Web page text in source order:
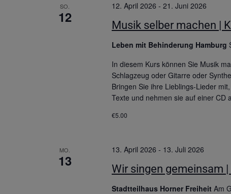
SO.
12 Musik selber machen |
12. April 2026 - 21. Juni 2026
Leben mit Behinderung Hamburg
In diesem Kurs können Sie Musik
Schlagzeug oder Gitarre oder
Bringen Sie ihre Lieblings-Lieder
Texte und nehmen sie auf einer
€5.00
MO.
13 Wir singen gemeinsam |
13. April 2026 - 13. Juli 2026
Stadtteilhaus Horner Freiheit Am